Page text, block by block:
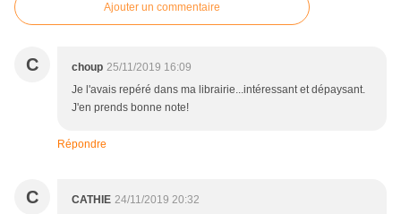
Ajouter un commentaire
C choup 25/11/2019 16:09
Je l'avais repéré dans ma librairie...intéressant et dépaysant.
J'en prends bonne note!
Répondre
C CATHIE 24/11/2019 20:32